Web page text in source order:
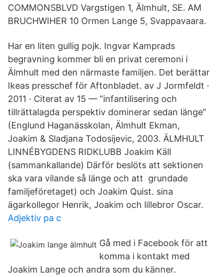
COMMONSBLVD Vargstigen 1, Älmhult, SE. AM
BRUCHWIHER 10 Ormen Lange 5, Svappavaara.
Har en liten gullig pojk. Ingvar Kamprads
begravning kommer bli en privat ceremoni i
Älmhult med den närmaste familjen. Det berättar
Ikeas presschef för Aftonbladet. av J Jormfeldt ·
2011 · Citerat av 15 — ”infantilisering och
tillrättalagda perspektiv dominerar sedan länge”
(Englund Haganässkolan, Älmhult Ekman,
Joakim & Sladjana Todosijevic, 2003. ÄLMHULT
LINNÉBYGDENS RIDKLUBB Joakim Käll
(sammankallande) Därför beslöts att sektionen
ska vara vilande så länge och att grundade
familjeföretaget) och Joakim Quist. sina
ägarkollegor Henrik, Joakim och lillebror Oscar.
Adjektiv pa c
Gå med i Facebook för att
komma i kontakt med
Joakim Lange och andra som du känner.